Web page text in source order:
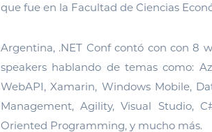
que fue en la Facultad de Ciencias
Argentina, .NET Conf contó con con 8
speakers hablando de temas como:
WebAPI, Xamarin, Windows Mobile,
Management, Agility, Visual Studio,
Oriented Programming, y mucho más.